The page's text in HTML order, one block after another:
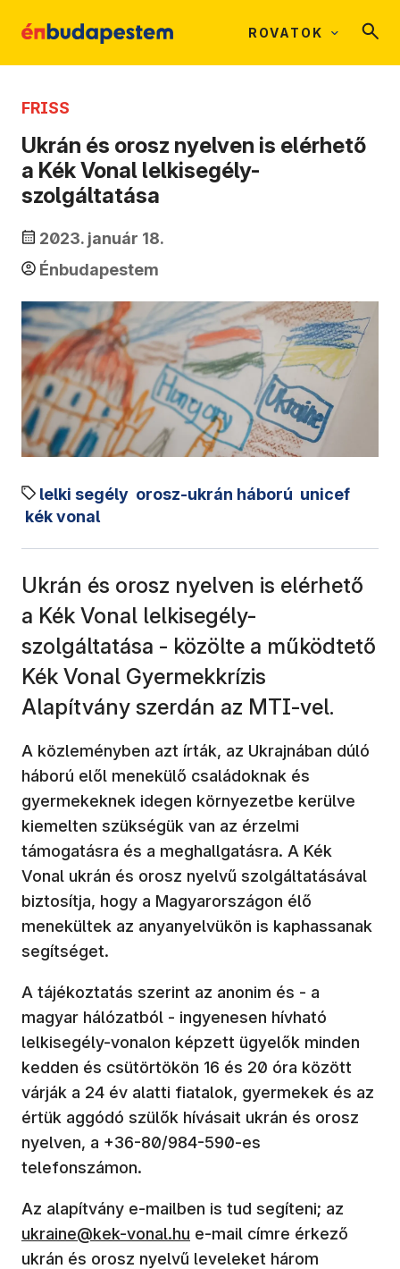
ROVATOK
FRISS
Ukrán és orosz nyelven is elérhető
a Kék Vonal lelkisegély-
szolgáltatása
2023. január 18.
Énbudapestem
lelki segély orosz-ukrán háború unicef
kék vonal
Ukrán és orosz nyelven is elérhető
a Kék Vonal lelkisegély-
szolgáltatása - közölte a működtető
Kék Vonal Gyermekkrízis
Alapítvány szerdán az MTI-vel.
A közleményben azt írták, az Ukrajnában dúló
háború elől menekülő családoknak és
gyermekeknek idegen környezetbe kerülve
kiemelten szükségük van az érzelmi
támogatásra és a meghallgatásra. A Kék
Vonal ukrán és orosz nyelvű szolgáltatásával
biztosítja, hogy a Magyarországon élő
menekültek az anyanyelvükön is kaphassanak
segítséget.
A tájékoztatás szerint az anonim és - a
magyar hálózatból - ingyenesen hívható
lelkisegély-vonalon képzett ügyelők minden
kedden és csütörtökön 16 és 20 óra között
várják a 24 év alatti fiatalok, gyermekek és az
értük aggódó szülők hívásait ukrán és orosz
nyelven, a +36-80/984-590-es
telefonszámon.
Az alapítvány e-mailben is tud segíteni; az
ukraine@kek-vonal.hu e-mail címre érkező
ukrán és orosz nyelvű leveleket három